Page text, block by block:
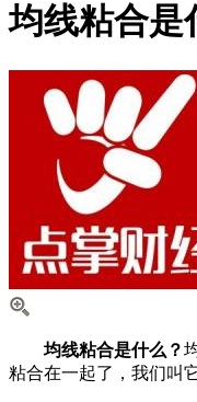
均线粘合是
均线粘合是什么？
粘合在一起了，我们叫